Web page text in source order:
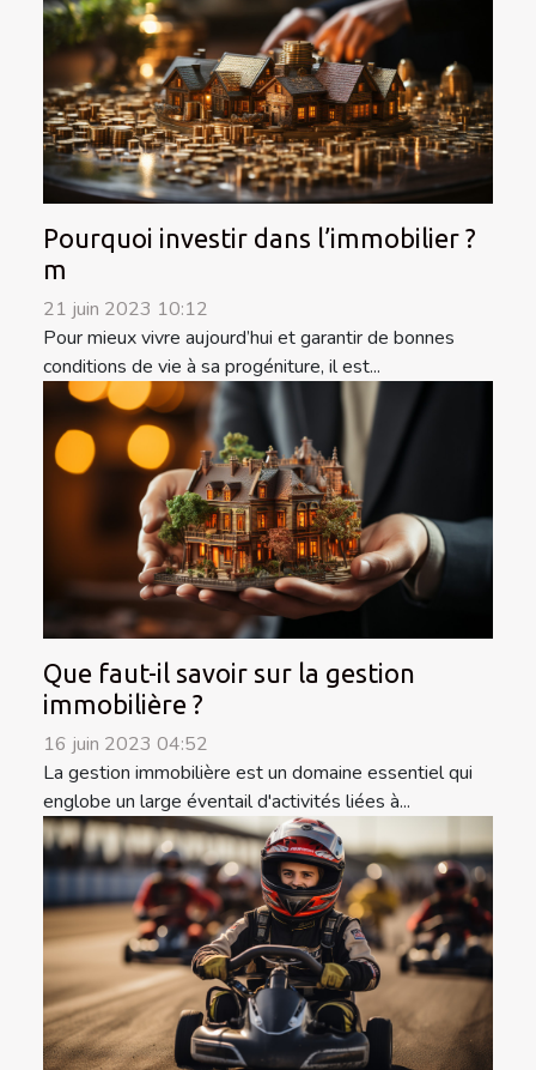
Pourquoi investir dans l’immobilier ?
m
21 juin 2023 10:12
Pour mieux vivre aujourd’hui et garantir de bonnes
conditions de vie à sa progéniture, il est...
Que faut-il savoir sur la gestion
immobilière ?
16 juin 2023 04:52
La gestion immobilière est un domaine essentiel qui
englobe un large éventail d'activités liées à...